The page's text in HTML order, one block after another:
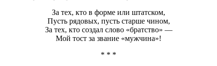
За тех, кто в форме или штатском,
Пусть рядовых, пусть старше чином,
За тех, кто создал слово «братство» —
Мой тост за звание «мужчина»!
* * *